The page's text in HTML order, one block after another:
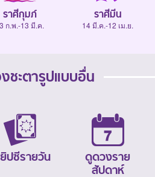
ราศีกุมภ์
ก.พ.-13 มี.ค.
ราศีมีน
14 มี.ค.-12 เม.ย.
ชะตารูปแบบอื่น
ยิปซีรายวัน
ดูดวงราย
สัปดาห์